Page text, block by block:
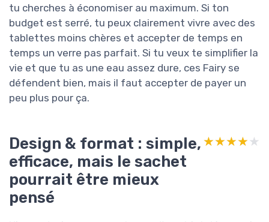
tu cherches à économiser au maximum. Si ton
budget est serré, tu peux clairement vivre avec des
tablettes moins chères et accepter de temps en
temps un verre pas parfait. Si tu veux te simplifier la
vie et que tu as une eau assez dure, ces Fairy se
défendent bien, mais il faut accepter de payer un
peu plus pour ça.
Design & format : simple,
efficace, mais le sachet
pourrait être mieux
pensé
★★★★★
★★★★★